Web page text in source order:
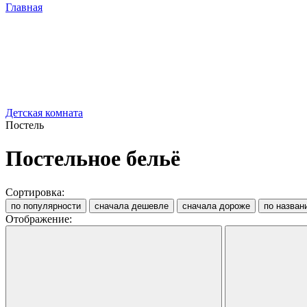
Главная
Детская комната
Постель
Постельное бельё
Сортировка:
по популярности сначала дешевле сначала дороже по
Отображение: